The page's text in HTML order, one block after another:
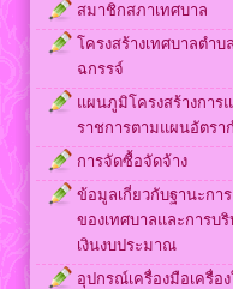
สมาชิกสภาเทศบาล
โครงสร้างเทศบาลตำบ
ฉกรรจ์
แผนภูมิโครงสร้างการ
ราชการตามแผนอัตรา
การจัดซื้อจัดจ้าง
ข้อมูลเกี่ยวกับฐานะกา
ของเทศบาลและการบ
เงินงบประมาณ
อุปกรณ์เครื่องมือเครื่อ